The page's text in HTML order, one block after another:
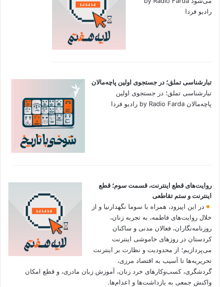
رادیو فردا
تبارشناسی تملق؛ در جستجوی اولین‌ پاچه‌مالان
تبارشناسی تملق؛ در جستجوی اولین‌
پاچه‌مالان by Radio Farda رادیو فردا
روایت‌های قطع اینترنت، قسمت سوم؛ قطع
اینترنت و ستم تقاطعی
در این اپیزود، همراه با سوما نگهدارنیا و از
خلال روایت‌های فاطمه، به تجربه زنان،
روزنامه‌نگاران، فعالان مدنی و ساکنان
کردستان در روزهای خاموشی اینترنت
می‌پردازیم؛ از محدودیت و نظارت بر اینترنت
تحریریه‌ها تا آسیب به اقتصاد مرزی،
گردشگری، کسب‌وکارهای خرد زنان، آموزش زبان مادری، و قطع امکان
واکنش جمعی به بازداشت‌ها و اعدام‌ها.